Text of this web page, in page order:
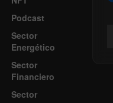
Podcast
Sector
Energético
Sector
Financiero
Sector